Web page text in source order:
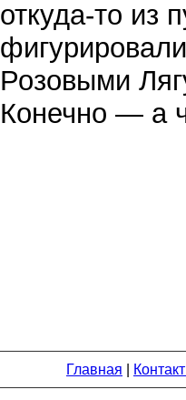
откуда-то из
Розовыми
Конечно — а
Главная